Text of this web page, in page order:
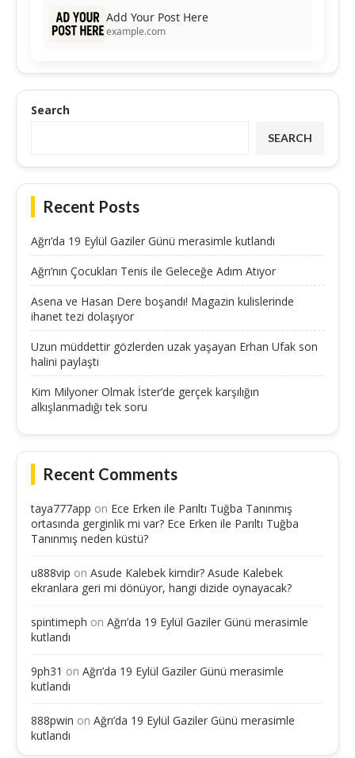
Add Your Post Here
example.com
Search
SEARCH
Recent Posts
Ağrı’da 19 Eylül Gaziler Günü merasimle kutlandı
Ağrı’nın Çocukları Tenis ile Geleceğe Adım Atıyor
Asena ve Hasan Dere boşandı! Magazin kulislerinde
ihanet tezi dolaşıyor
Uzun müddettir gözlerden uzak yaşayan Erhan Ufak son
halini paylaştı
Kim Milyoner Olmak İster’de gerçek karşılığın
alkışlanmadığı tek soru
Recent Comments
taya777app on Ece Erken ile Parıltı Tuğba Tanınmış
ortasında gerginlik mi var? Ece Erken ile Parıltı Tuğba
Tanınmış neden küstü?
u888vip on Asude Kalebek kimdir? Asude Kalebek
ekranlara geri mi dönüyor, hangi dizide oynayacak?
spintimeph on Ağrı’da 19 Eylül Gaziler Günü merasimle
kutlandı
9ph31 on Ağrı’da 19 Eylül Gaziler Günü merasimle
kutlandı
888pwin on Ağrı’da 19 Eylül Gaziler Günü merasimle
kutlandı